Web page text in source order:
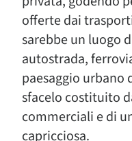
offerte dai
sarebbe un luogo
autostrada,
paesaggio urbano
sfacelo costituito
commerciali e di
capricciosa.